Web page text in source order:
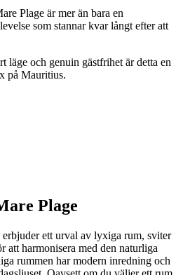
Plage är mer än bara en
som stannar kvar långt efter att
läge och genuin gästfrihet är detta en
på Mauritius.
Plage
ett urval av lyxiga rum, sviter
att harmonisera med den naturliga
rummen har modern inredning och